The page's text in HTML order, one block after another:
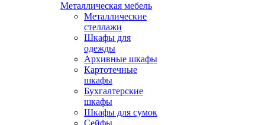
Металлическая мебель
Металлические
стеллажи
Шкафы для
одежды
Архивные шкафы
Картотечные
шкафы
Бухгалтерские
шкафы
Шкафы для сумок
Сейфы